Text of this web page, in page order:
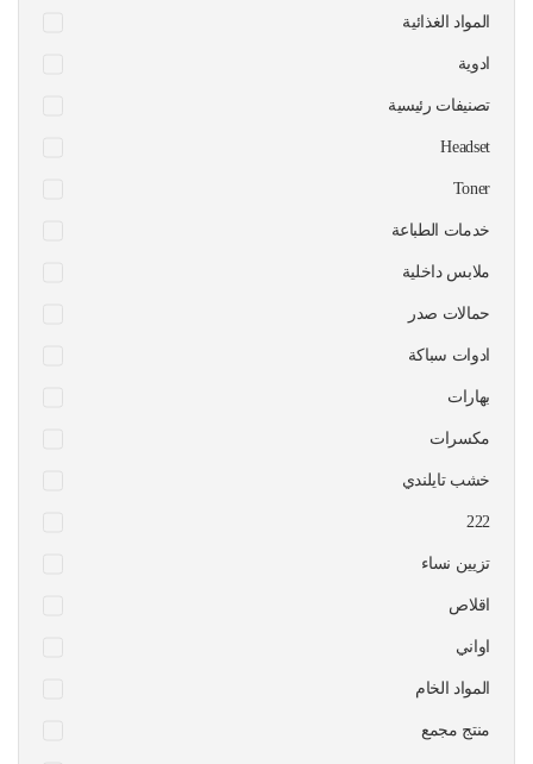
المواد الغذائية
ادوية
تصنيفات رئيسية
Headset
Toner
خدمات الطباعة
ملابس داخلية
حمالات صدر
ادوات سباكة
بهارات
مكسرات
خشب تايلندي
222
تزيين نساء
اقلاص
اواني
المواد الخام
منتج مجمع